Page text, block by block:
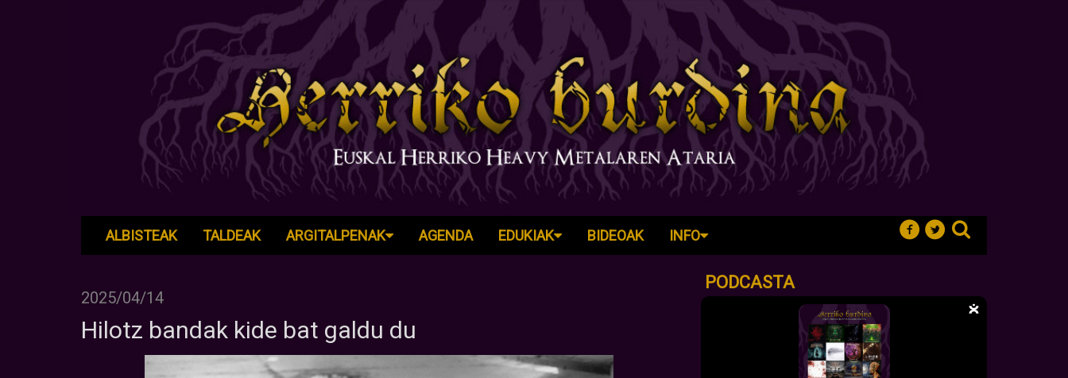
ALBISTEAK TALDEAK ARGITALPENAK AGENDA EDUKIAK BIDEOAK INFO
2025/04/14
Hilotz bandak kide bat galdu du
PODCASTA